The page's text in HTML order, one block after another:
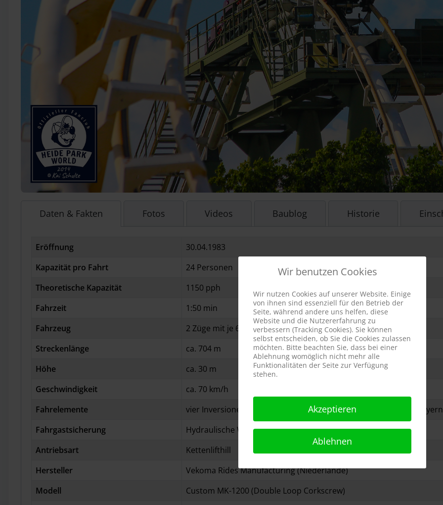
Daten & Fakten Fotos Videos Baublog Historie
Eröffnung
30.04.1983
Kapazität pro Fahrt
24 Personen
Theoretische Kapazität
1150 pph
Fahrzeit
1:50 min
Fahrzeug
2 Züge mit je 6 Wagen à 4 Personen
Streckenlänge
ca. 704 m
Höhe
ca. 30 m
Geschwindigkeit
ca. 70 km/h
Fahrelemente
vier Inversionen (zwei Loopings und doppelter Korkenzieher),
Fahrgastsicherung
Hydraulische Westenschulterbügel
Antriebsart
Kettenlifthill
Hersteller
Vekoma Rides Manufacturing (Niederlande)
Modell
Custom MK-1200 (Double Loop Corkscrew)
Wir benutzen Cookies
Wir nutzen Cookies auf unserer Website. Einige
von ihnen sind essenziell für den Betrieb der
Seite, während andere uns helfen, diese
Website und die Nutzererfahrung zu
verbessern (Tracking Cookies). Sie können
selbst entscheiden, ob Sie die Cookies zulassen
möchten. Bitte beachten Sie, dass bei einer
Ablehnung womöglich nicht mehr alle
Funktionalitäten der Seite zur Verfügung
stehen.
Akzeptieren
Ablehnen